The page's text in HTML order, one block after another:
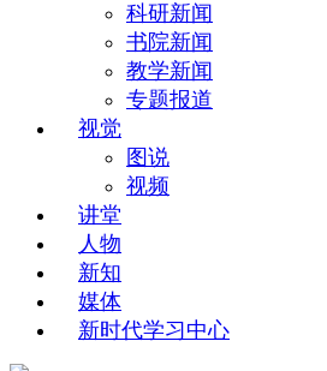
科研新闻
书院新闻
教学新闻
专题报道
视觉
图说
视频
讲堂
人物
新知
媒体
新时代学习中心